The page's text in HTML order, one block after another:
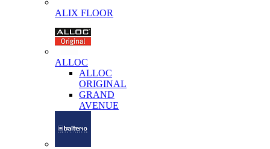
ALIX FLOOR
ALLOC
ALLOC
ORIGINAL
GRAND
AVENUE